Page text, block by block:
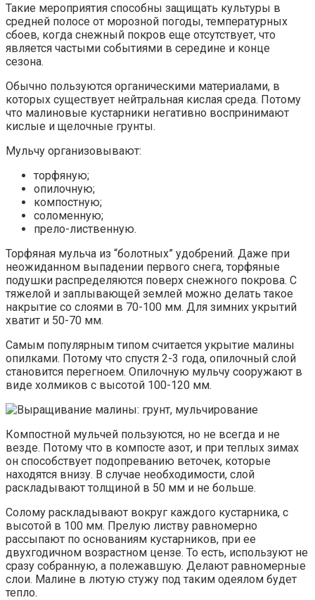
Такие мероприятия способны защищать культуры в
средней полосе от морозной погоды, температурных
сбоев, когда снежный покров еще отсутствует, что
является частыми событиями в середине и конце
сезона.
Обычно пользуются органическими материалами, в
которых существует нейтральная кислая среда. Потому
что малиновые кустарники негативно воспринимают
кислые и щелочные грунты.
Мульчу организовывают:
торфяную;
опилочную;
компостную;
соломенную;
прело-лиственную.
Торфяная мульча из “болотных” удобрений. Даже при
неожиданном выпадении первого снега, торфяные
подушки распределяются поверх снежного покрова. С
тяжелой и заплывающей землей можно делать такое
накрытие со слоями в 70-100 мм. Для зимних укрытий
хватит и 50-70 мм.
Самым популярным типом считается укрытие малины
опилками. Потому что спустя 2-3 года, опилочный слой
становится перегноем. Опилочную мульчу сооружают в
виде холмиков с высотой 100-120 мм.
Компостной мульчей пользуются, но не всегда и не
везде. Потому что в компосте азот, и при теплых зимах
он способствует подопреванию веточек, которые
находятся внизу. В случае необходимости, слой
раскладывают толщиной в 50 мм и не больше.
Солому раскладывают вокруг каждого кустарника, с
высотой в 100 мм. Прелую листву равномерно
рассыпают по основаниям кустарников, при ее
двухгодичном возрастном цензе. То есть, используют не
сразу собранную, а полежавшую. Делают равномерные
слои. Малине в лютую стужу под таким одеялом будет
тепло.